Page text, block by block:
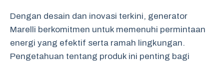
Dengan desain dan inovasi terkini, generator
Marelli berkomitmen untuk memenuhi permintaan
energi yang efektif serta ramah lingkungan.
Pengetahuan tentang produk ini penting bagi